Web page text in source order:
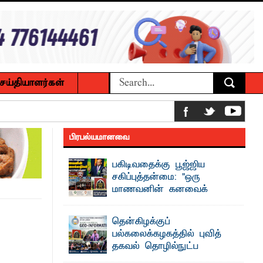
உபவேந்தர் வலியுறுத்தல்
அருட்பணி லூக்ஜோன்
பறிமுதல்
நவீன தொழில்நுட்பமும்
பிரபல்யமானவை
பகிடிவதைக்கு பூஜ்ஜிய
சகிப்புத்தன்மை: "ஒரு
மாணவனின் கனவைக்
கலைக்காதீர்கள்" –
தென்கிழக்குப் பல்கலைக்கழக உபவேந்தர்
வலியுறுத்தல்
"ஒ ரு மாணவனின் அல்லது மாணவியின்
கனவு என்னால் கலைக்கப்படாது" என்ற
தென்கிழக்குப்
பல்கலைக்கழகத்தில் புவித்
தகவல் தொழில்நுட்ப